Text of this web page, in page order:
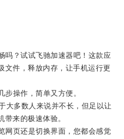
？试试飞驰加速器吧！这款应
文件，释放内存，让手机运行更
操作，简单又方便。
多数人来说并不长，但足以让
带来的极速体验。
页还是切换界面，您都会感觉